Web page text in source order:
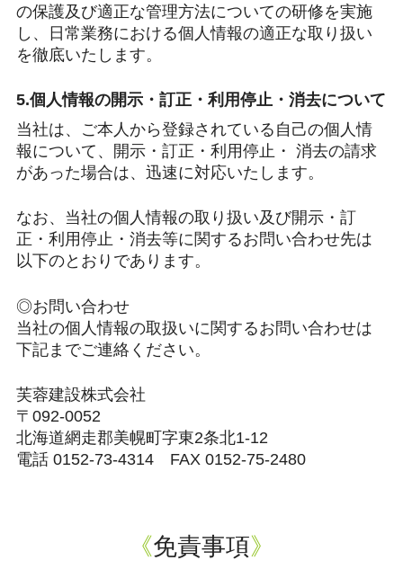
の保護及び適正な管理方法についての研修を実施
し、日常業務における個人情報の適正な取り扱い
を徹底いたします。
5.個人情報の開示・訂正・利用停止・消去について
当社は、ご本人から登録されている自己の個人情
報について、開示・訂正・利用停止・ 消去の請求
があった場合は、迅速に対応いたします。
なお、当社の個人情報の取り扱い及び開示・訂
正・利用停止・消去等に関するお問い合わせ先は
以下のとおりであります。
◎お問い合わせ
当社の個人情報の取扱いに関するお問い合わせは
下記までご連絡ください。
芙蓉建設株式会社
〒092-0052
北海道網走郡美幌町字東2条北1-12
電話 0152-73-4314 FAX 0152-75-2480
免責事項